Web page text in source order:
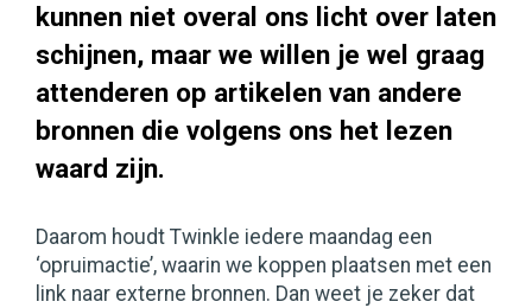
kunnen niet overal ons licht over laten
schijnen, maar we willen je wel graag
attenderen op artikelen van andere
bronnen die volgens ons het lezen
waard zijn.
Daarom houdt Twinkle iedere maandag een
‘opruimactie’, waarin we koppen plaatsen met een
link naar externe bronnen. Dan weet je zeker dat